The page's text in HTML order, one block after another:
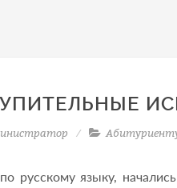
русскому языку,